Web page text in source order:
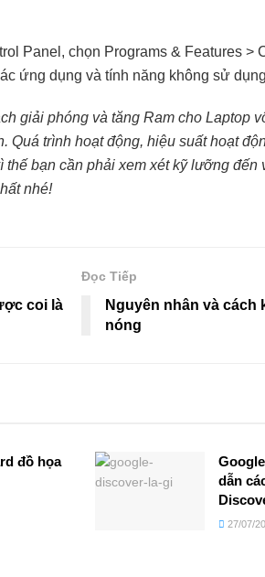
Panel, chọn Programs & Features >
ứng dụng và tính năng không sử
giải phóng và tăng Ram cho Laptop
Quá trình hoạt động, hiệu suất hoạt
bạn cần phải xem xét kỹ lưỡng đến
nhé!
coi là
Đọc Tiếp
Nguyên nhân và cách
nóng
đồ họa
dẫn
27/07/